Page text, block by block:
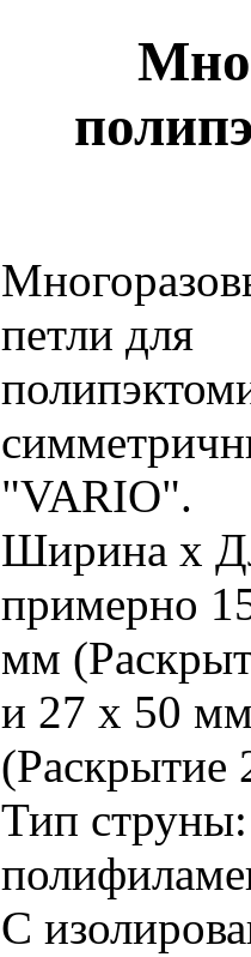
петли для
"VARIO".
Ширина х
примерно
мм
и 27 х 50
(Раскрытие
Тип струны:
С